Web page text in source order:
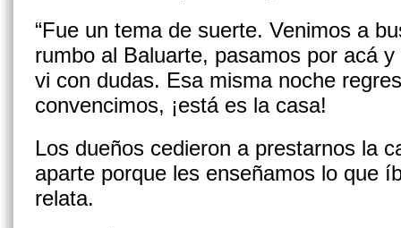
“Fue un tema de suerte. Venimos a
rumbo al Baluarte, pasamos por acá
vi con dudas. Esa misma noche
convencimos, ¡está es la casa!
Los dueños cedieron a prestarnos la
aparte porque les enseñamos lo que
relata.